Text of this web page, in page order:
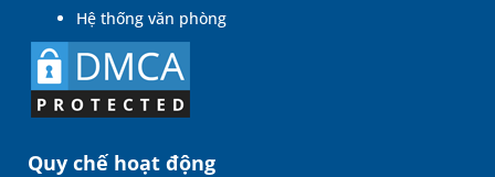
Hệ thống văn phòng
Quy chế hoạt động